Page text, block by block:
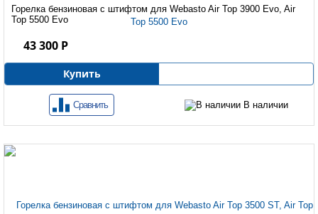
Горелка бензиновая с штифтом для Webasto Air Top 3900 Evo, Air
Top 5500 Evo
43 300 Р
Купить
Сравнить В наличии